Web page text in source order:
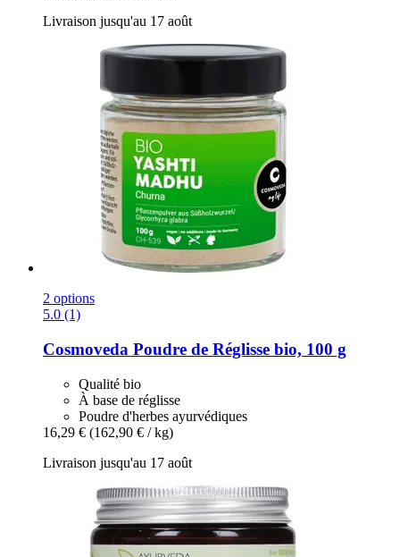
Livraison jusqu'au 17 août
2 options
5.0 (1)
Cosmoveda Poudre de Réglisse bio, 100 g
Qualité bio
À base de réglisse
Poudre d'herbes ayurvédiques
16,29 € (162,90 € / kg)
Livraison jusqu'au 17 août